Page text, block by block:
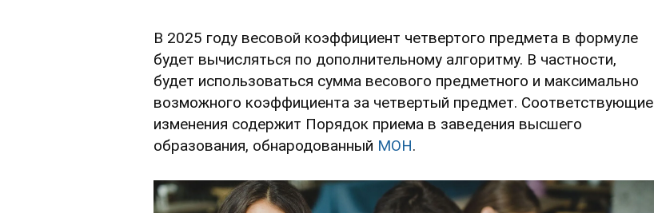
В 2025 году весовой коэффициент четвертого предмета в формуле
будет вычисляться по дополнительному алгоритму. В частности,
будет использоваться сумма весового предметного и максимально
возможного коэффициента за четвертый предмет. Соответствующие
изменения содержит Порядок приема в заведения высшего
образования, обнародованный МОН.